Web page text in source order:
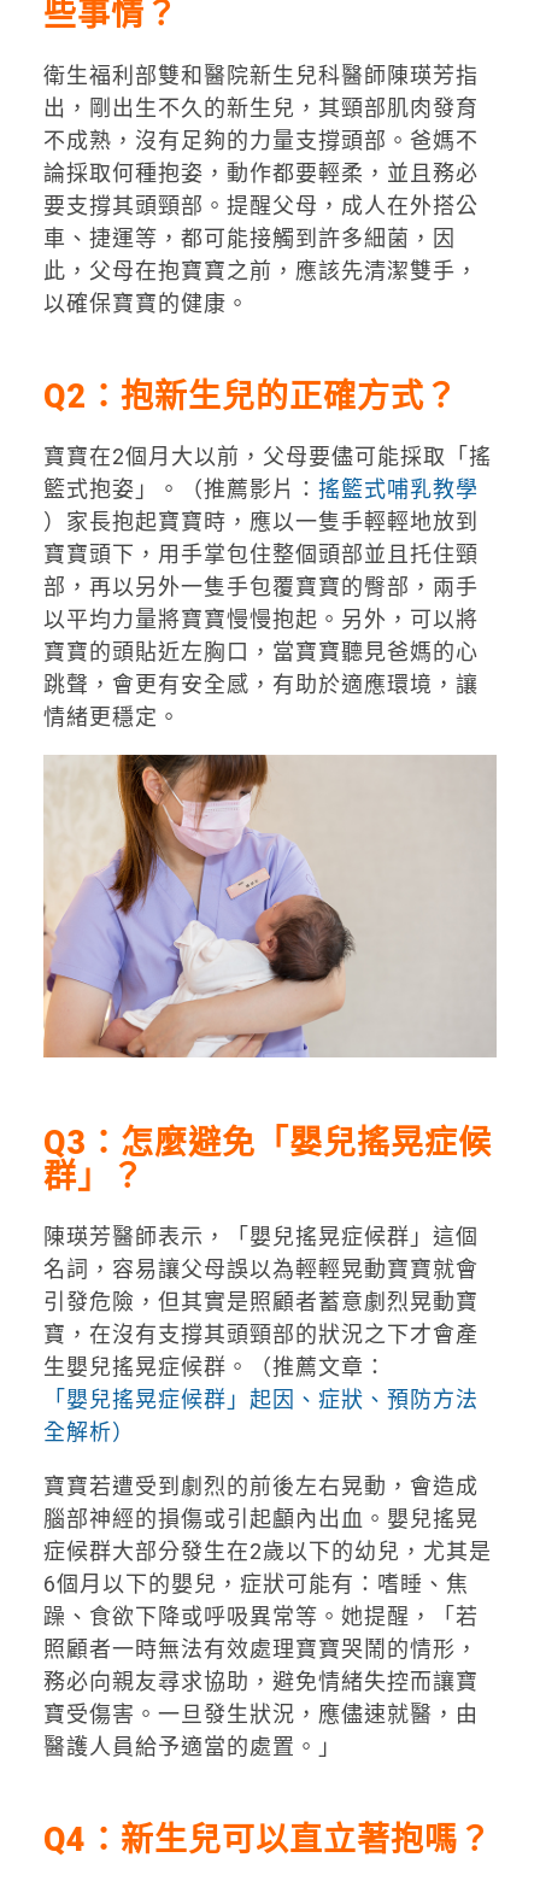
些事情？
衛生福利部雙和醫院新生兒科醫師陳瑛芳指
出，剛出生不久的新生兒，其頸部肌肉發育
不成熟，沒有足夠的力量支撐頭部。爸媽不
論採取何種抱姿，動作都要輕柔，並且務必
要支撐其頭頸部。提醒父母，成人在外搭公
車、捷運等，都可能接觸到許多細菌，因
此，父母在抱寶寶之前，應該先清潔雙手，
以確保寶寶的健康。
Q2：抱新生兒的正確方式？
寶寶在2個月大以前，父母要儘可能採取「搖
籃式抱姿」。（推薦影片： 搖籃式哺乳教學
）家長抱起寶寶時，應以一隻手輕輕地放到
寶寶頭下，用手掌包住整個頭部並且托住頸
部，再以另外一隻手包覆寶寶的臀部，兩手
以平均力量將寶寶慢慢抱起。另外，可以將
寶寶的頭貼近左胸口，當寶寶聽見爸媽的心
跳聲，會更有安全感，有助於適應環境，讓
情緒更穩定。
Q3：怎麼避免 「 嬰兒搖晃症候
群」 ？
陳瑛芳醫師表示，「嬰兒搖晃症候群」這個
名詞，容易讓父母誤以為輕輕晃動寶寶就會
引發危險，但其實是照顧者蓄意劇烈晃動寶
寶，在沒有支撐其頭頸部的狀況之下才會產
生嬰兒搖晃症候群。（推薦文章：
「嬰兒搖晃症候群」起因、症狀、預防方法
全解析）
寶寶若遭受到劇烈的前後左右晃動，會造成
腦部神經的損傷或引起顱內出血。嬰兒搖晃
症候群大部分發生在2歲以下的幼兒，尤其是
6個月以下的嬰兒，症狀可能有：嗜睡、焦
躁、食欲下降或呼吸異常等。她提醒，「若
照顧者一時無法有效處理寶寶哭鬧的情形，
務必向親友尋求協助，避免情緒失控而讓寶
寶受傷害。一旦發生狀況，應儘速就醫，由
醫護人員給予適當的處置。」
Q4：新生兒可以直立著抱嗎？